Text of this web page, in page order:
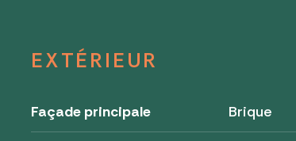
EXTÉRIEUR
Façade principale Brique